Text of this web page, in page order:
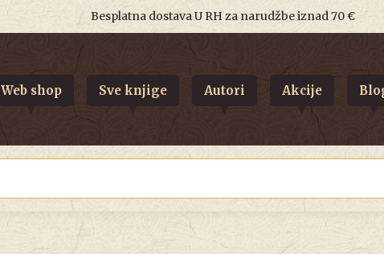
Besplatna dostava U RH za narudžbe iznad 70 €
Web shop Sve knjige Autori Akcije